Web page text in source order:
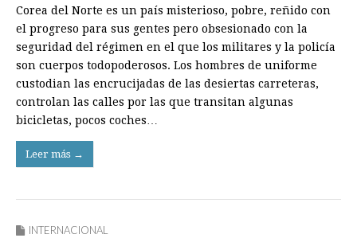
Corea del Norte es un país misterioso, pobre, reñido con
el progreso para sus gentes pero obsesionado con la
seguridad del régimen en el que los militares y la policía
son cuerpos todopoderosos. Los hombres de uniforme
custodian las encrucijadas de las desiertas carreteras,
controlan las calles por las que transitan algunas
bicicletas, pocos coches…
Leer más →
INTERNACIONAL